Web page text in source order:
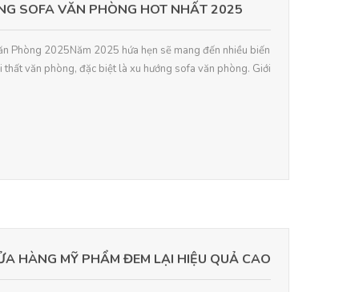
SOFA VĂN PHÒNG HOT NHẤT 2025
Phòng 2025Năm 2025 hứa hẹn sẽ mang đến nhiều biến
thất văn phòng, đặc biệt là xu hướng sofa văn phòng. Giới
HÀNG MỸ PHẨM ĐEM LẠI HIỆU QUẢ CAO